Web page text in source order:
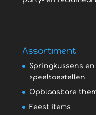
Assortiment
Springkussens
speeltoestellen
Opblaasbare
Feest items